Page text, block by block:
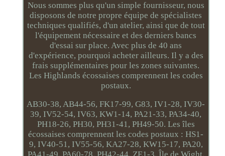
Nous sommes plus qu'un simple fournisseur, nous
disposons de notre propre équipe de spécialistes
techniques qualifiés, d'un atelier, ainsi que de tout
l'équipement nécessaire et des derniers bancs
d'essai sur place. Avec plus de 40 ans
d'expérience, pourquoi acheter ailleurs. Il y a des
frais supplémentaires pour les zones suivantes.
Les Highlands écossaises comprennent les codes
postaux.
AB30-38, AB44-56, FK17-99, G83, IV1-28, IV30-
39, IV52-54, IV63, KW1-14, PA21-33, PA34-40,
PH18-26, PH30, PH31-41, PH49-50. Les îles
écossaises comprennent les codes postaux : HS1-
9, IV40-51, IV55-56, KA27-28, KW15-17, PA20,